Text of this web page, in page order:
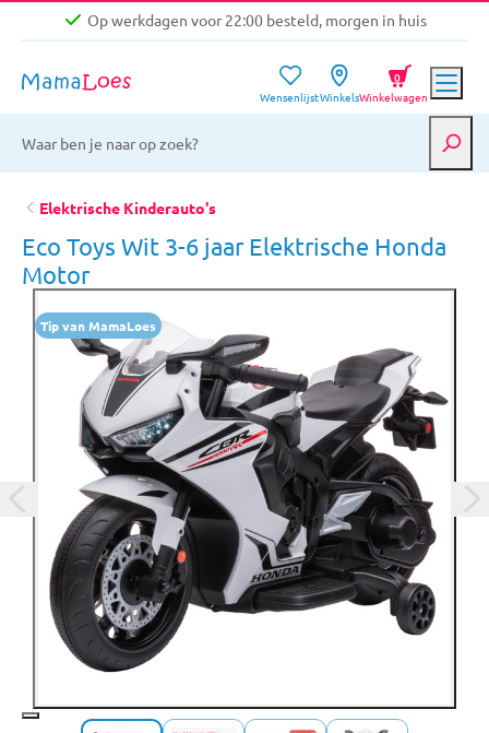
Op werkdagen voor 22:00 besteld, morgen in huis
Gratis verzending vanaf €39,-
Op werkdagen voor 22:00 besteld, morgen in huis
WensenlijstWinkelsWinkelwagen
0
Elektrische Kinderauto's
Eco Toys Wit 3-6 jaar Elektrische Honda
Motor
Tip van MamaLoes